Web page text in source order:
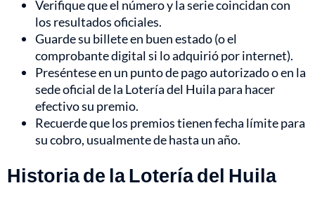
Verifique que el número y la serie coincidan con
los resultados oficiales.
Guarde su billete en buen estado (o el
comprobante digital si lo adquirió por internet).
Preséntese en un punto de pago autorizado o en la
sede oficial de la Lotería del Huila para hacer
efectivo su premio.
Recuerde que los premios tienen fecha límite para
su cobro, usualmente de hasta un año.
Historia de la Lotería del Huila